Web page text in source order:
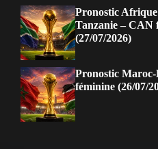
Pronostic
Tanzanie – CAN
(27/07/2026)
Pronostic
féminine (26/07/